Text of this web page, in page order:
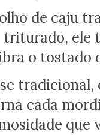
de caju
triturado,
o tostado
cada
que